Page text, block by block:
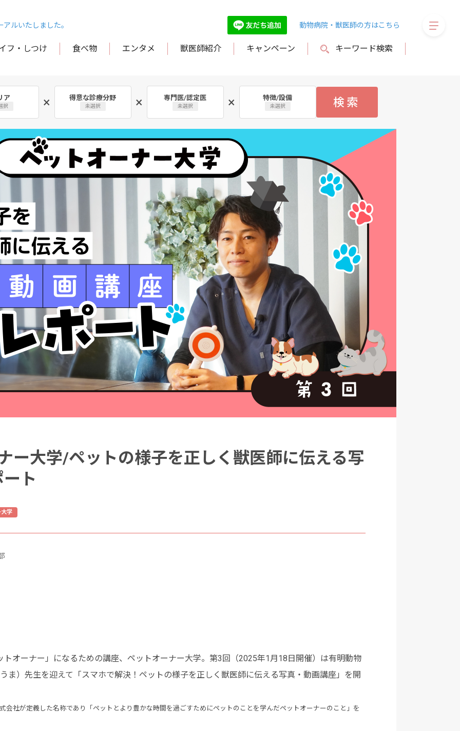
ルいたしました。 動物病院・獣医師の方はこちら
フ・しつけ 食べ物 エンタメ 獣医師紹介 キャンペーン キーワード検索
ア
択 × 得意な診療分野
未選択 × 専門医/認定医
未選択 × 特徴/設備
未選択 検索
ー大学/ペットの様子を正しく獣医師に伝える写
ト
学
オーナー」になるための講座、ペットオーナー大学。第3回（2025年1月18日開催）は有明動物
）先生を迎えて「スマホで解決！ペットの様子を正しく獣医師に伝える写真・動画講座」を開
社が定義した名称であり「ペットとより豊かな時間を過ごすためにペットのことを学んだペットオーナーのこと」を